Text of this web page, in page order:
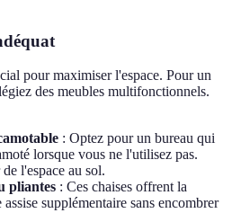
pour maximiser l'espace. Pour un
des meubles multifonctionnels.
: Optez pour un bureau qui
lorsque vous ne l'utilisez pas.
l'espace au sol.
pliantes : Ces chaises offrent la
supplémentaire sans encombrer